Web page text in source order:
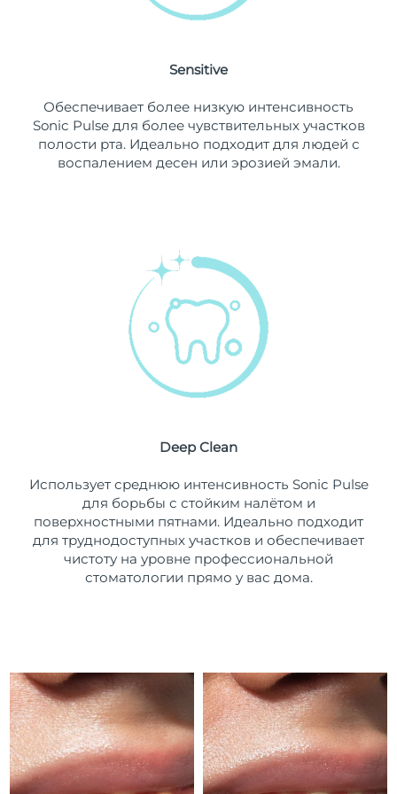
Sensitive
Обеспечивает более низкую интенсивность
Sonic Pulse для более чувствительных участков
полости рта. Идеально подходит для людей с
воспалением десен или эрозией эмали.
Deep Clean
Использует среднюю интенсивность Sonic Pulse
для борьбы с стойким налётом и
поверхностными пятнами. Идеально подходит
для труднодоступных участков и обеспечивает
чистоту на уровне профессиональной
стоматологии прямо у вас дома.
Новая Зеландия
8/12/26
Норвегия
Ожидаемая дата доставки
8/12/26
Ожидаемая дата доставки
Ожидаемая дата доставки
Ожидаемая дата доставки
Катар
8/13/26
Реюньон
Ожидаемая дата доставки
8/17/26
Румыния
Ожидаемая дата доставки
Саудовская Аравия
Ожидаемая дата доставки
8/13/26
Сингапур
Ожидаемая дата доставки
8/14/26
Ожидаемая дата доставки